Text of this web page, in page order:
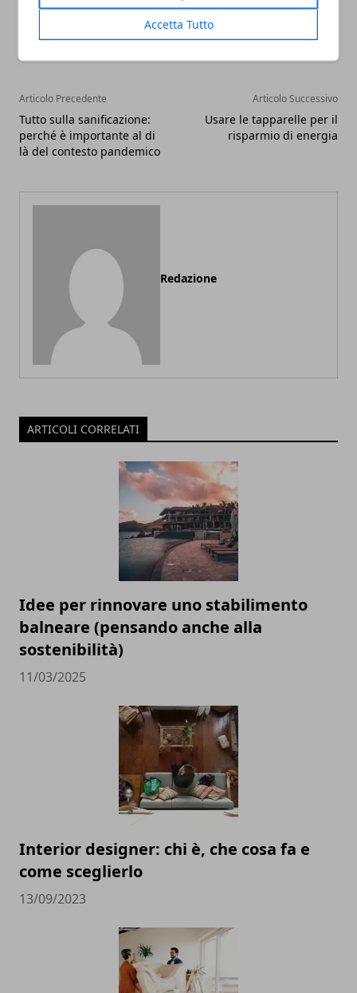
Accetta Tutto
Facebook
TwitterWhatsapp
Articolo Precedente
Tutto sulla sanificazione:
perché è importante al di
là del contesto pandemico
Articolo Successivo
Usare le tapparelle per il
risparmio di energia
Redazione
ARTICOLI CORRELATI
Idee per rinnovare uno stabilimento
balneare (pensando anche alla
sostenibilità)
11/03/2025
Interior designer: chi è, che cosa fa e
come sceglierlo
13/09/2023